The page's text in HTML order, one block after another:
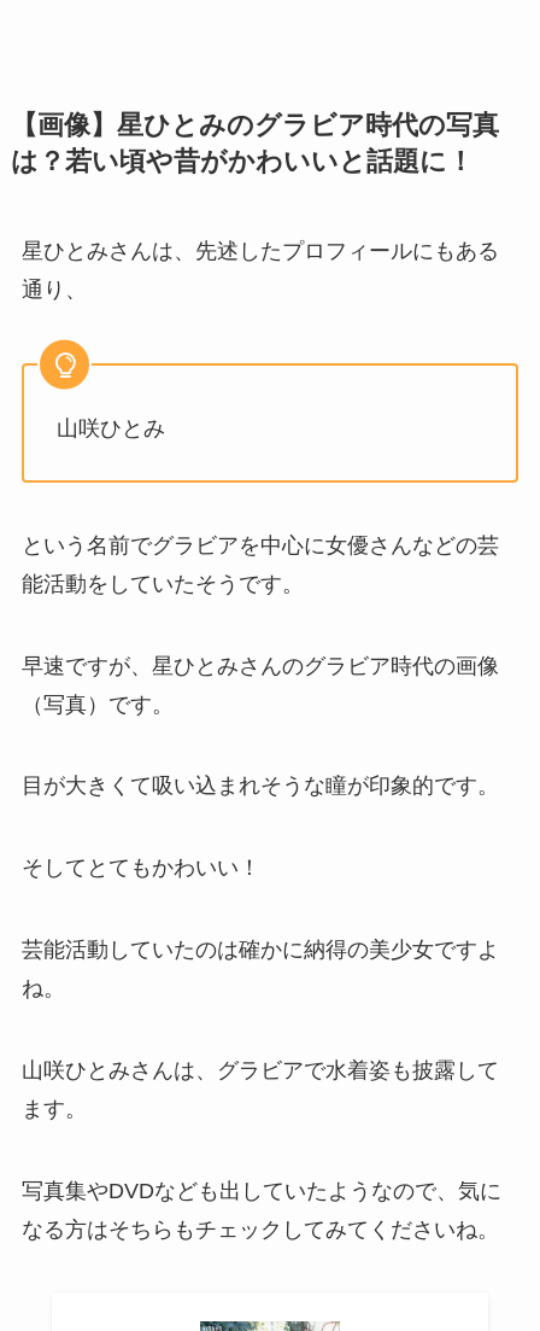
【画像】星ひとみのグラビア時代の写真
は？若い頃や昔がかわいいと話題に！
星ひとみさんは、先述したプロフィールにもある
通り、
山咲ひとみ
という名前でグラビアを中心に女優さんなどの芸
能活動をしていたそうです。
早速ですが、星ひとみさんのグラビア時代の画像
（写真）です。
目が大きくて吸い込まれそうな瞳が印象的です。
そしてとてもかわいい！
芸能活動していたのは確かに納得の美少女ですよ
ね。
山咲ひとみさんは、グラビアで水着姿も披露して
ます。
写真集やDVDなども出していたようなので、気に
なる方はそちらもチェックしてみてくださいね。